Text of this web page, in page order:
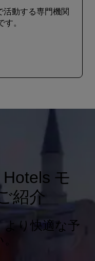
活動する専門機関
。
モ
紹介
り快適な予